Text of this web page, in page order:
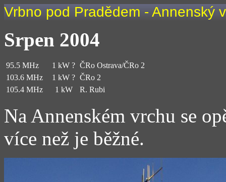
Vrbno pod Pradědem - Annenský
Srpen 2004
95.5 MHz 1 kW ? ČRo Ostrava/ČRo 2
103.6 MHz
1 kW ? ČRo 2
105.4 MHz
1 kW R. Rubi
Na Annenském vrchu se
více než je běžné.